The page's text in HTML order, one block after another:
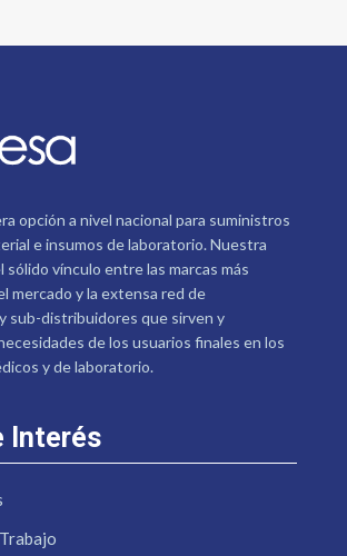
opción a nivel nacional para suministros
e insumos de laboratorio. Nuestra
sólido vínculo entre las marcas más
mercado y la extensa red de
sub-distribuidores que sirven y
de los usuarios finales en los
y de laboratorio.
Interés